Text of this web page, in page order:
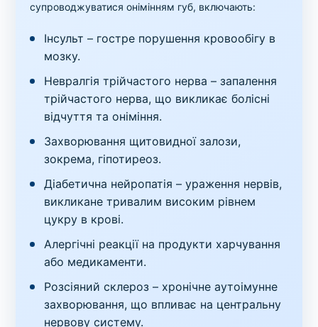
супроводжуватися онімінням губ, включають:
Інсульт – гостре порушення кровообігу в
мозку.
Невралгія трійчастого нерва – запалення
трійчастого нерва, що викликає болісні
відчуття та оніміння.
Захворювання щитовидної залози,
зокрема, гіпотиреоз.
Діабетична нейропатія – ураження нервів,
викликане тривалим високим рівнем
цукру в крові.
Алергічні реакції на продукти харчування
або медикаменти.
Розсіяний склероз – хронічне аутоімунне
захворювання, що впливає на центральну
нервову систему.